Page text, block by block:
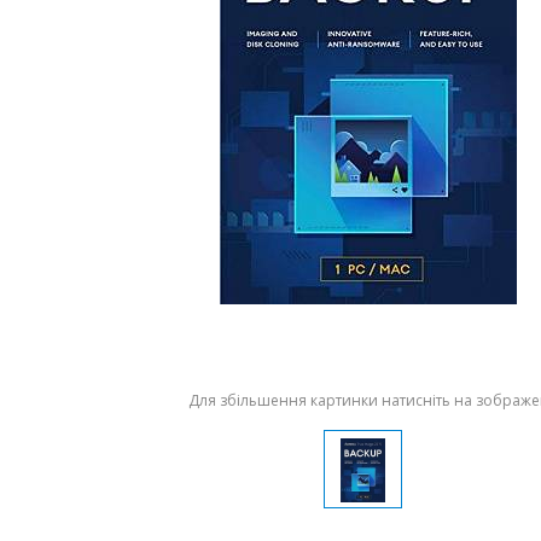
Для збільшення картинки натисніть на